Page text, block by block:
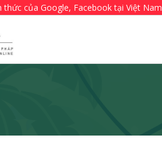
thức của Google, Facebook tại Việt Nam